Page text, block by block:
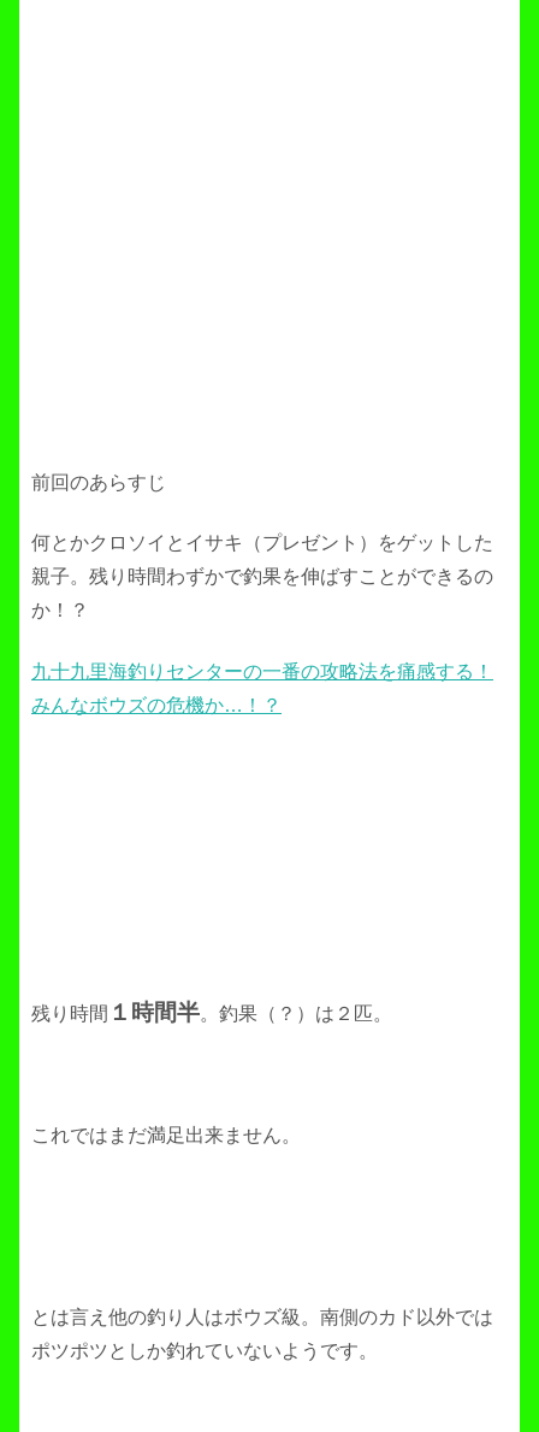
前回のあらすじ
何とかクロソイとイサキ（プレゼント）をゲットした
親子。残り時間わずかで釣果を伸ばすことができるの
か！？
九十九里海釣りセンターの一番の攻略法を痛感する！
みんなボウズの危機か…！？
残り時間 １時間半。釣果（？）は２匹。
これではまだ満足出来ません。
とは言え他の釣り人はボウズ級。南側のカド以外では
ポツポツとしか釣れていないようです。